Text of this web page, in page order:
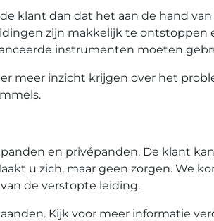
klant dan dat het aan de hand
zijn makkelijk te ontstoppen
instrumenten moeten
meer inzicht krijgen over het
en privépanden. De klant
u zich, maar geen zorgen. We
de verstopte leiding.
Kijk voor meer informatie